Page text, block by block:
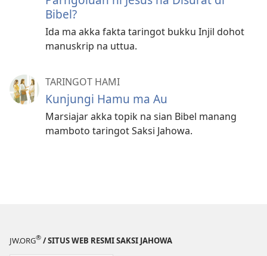
Bibel?
Ida ma akka fakta taringot bukku Injil dohot
manuskrip na uttua.
TARINGOT HAMI
Kunjungi Hamu ma Au
Marsiajar akka topik na sian Bibel manang
mamboto taringot Saksi Jahowa.
JW.ORG® / SITUS WEB RESMI SAKSI JAHOWA